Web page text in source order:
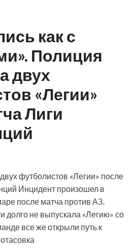
как с
Полиция
двух
«Легии»
Лиги
футболистов «Легии» после
Инцидент произошел в
после матча против АЗ.
долго не выпускала «Легию» со
все же открыли путь к